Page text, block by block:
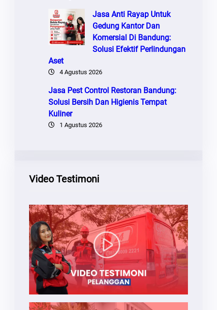
Jasa Anti Rayap Untuk
Gedung Kantor Dan
Komersial Di Bandung:
Solusi Efektif Perlindungan
Aset
4 Agustus 2026
Jasa Pest Control Restoran Bandung:
Solusi Bersih Dan Higienis Tempat
Kuliner
1 Agustus 2026
Video Testimoni